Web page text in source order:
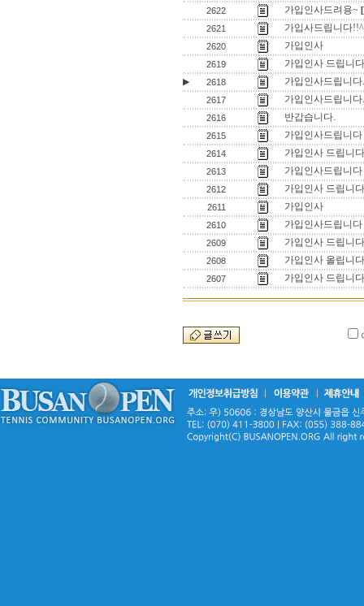
2622 가입인사드려용~
2621
가입사드립니다
2620 가입인사
2619 가입인사 드립니
▶ 2618 가입인사드립니다.
2617 가입인사드립니다.
2616 반갑습니다.
2615 가입인사드립니다
2614 가입인사 드립니다
2613 가입인사드립니다
2612 가입인사 드립니
2611 가입인사
2610 가입인사드립니다
2609 가입인사 드립니다
2608 가입인사 올립니
2607 가입인사 드립니